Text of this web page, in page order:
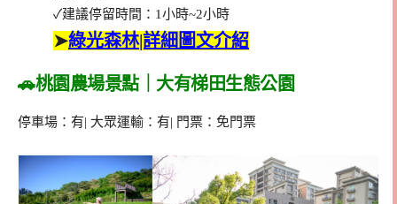
✓建議停留時間：1小時~2小時
➤綠光森林|詳細圖文介紹
🚗桃園農場景點｜大有梯田生態公園
停車場：有| 大眾運輸：有| 門票：免門票